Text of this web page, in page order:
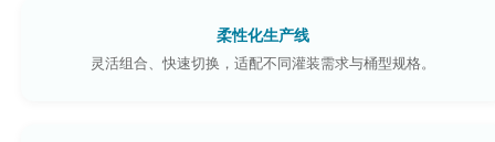
柔性化生产线
灵活组合、快速切换，适配不同灌装需求与桶型规格。